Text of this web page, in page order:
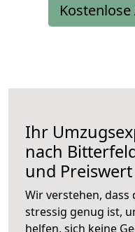
Ihr
nach
und Preiswert
Wir verstehen, dass
stressig genug ist,
helfen, sich keine